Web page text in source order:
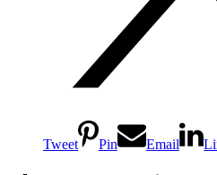
Tweet Pin Email